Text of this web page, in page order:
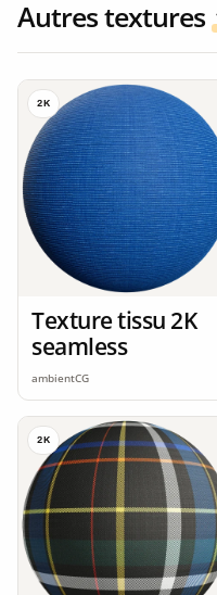
Autres textures
2K
Texture tissu 2K
seamless
ambientCG
2K